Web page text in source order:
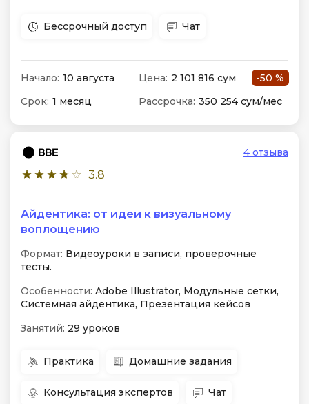
Бессрочный доступ Чат
Начало: 10 августа Цена: 2 101 816 сум
-50 %
Срок: 1 месяц Рассрочка: 350 254 сум/мес
3.8
4 отзыва
Айдентика: от идеи к визуальному
воплощению
Формат: Видеоуроки в записи, проверочные
тесты.
Особенности: Adobe Illustrator, Модульные сетки,
Системная айдентика, Презентация кейсов
Занятий: 29 уроков
Практика Домашние задания
Консультация экспертов Чат